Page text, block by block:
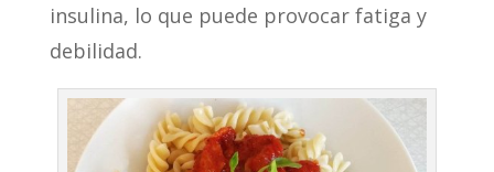
insulina, lo que puede provocar fatiga y
debilidad.